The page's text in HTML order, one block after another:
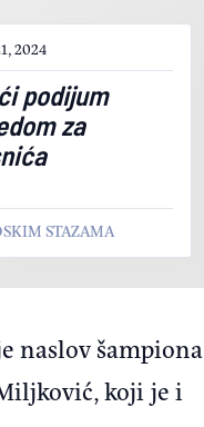
2024
podijum
za
STAZAMA
naslov šampiona
koji je i